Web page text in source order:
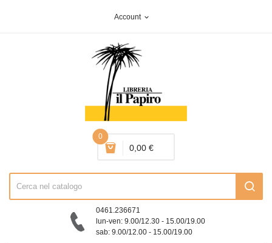
Account expand_more
0
0,00 €
0461.236671
lun-ven: 9.00/12.30 - 15.00/19.00
sab: 9.00/12.00 - 15.00/19.00